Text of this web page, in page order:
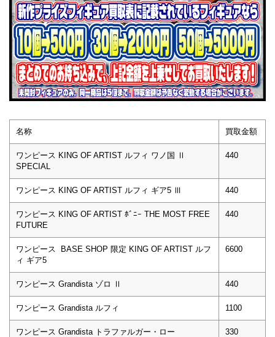
名称 買取金額
ワンピース KING OF ARTIST ルフィ ワノ国 Ⅱ
SPECIAL
440
ワンピース KING OF ARTIST ルフィ ギア5 Ⅲ 440
ワンピース KING OF ARTIST ﾎﾞﾆｰ THE MOST FREE
FUTURE
440
ワンピース BASE SHOP 限定 KING OF ARTIST ルフ
ィ ギア5
6600
ワンピース Grandista ゾロ Ⅱ 440
ワンピース Grandista ルフィ 1100
ワンピース Grandista トラファルガー・ロー 330